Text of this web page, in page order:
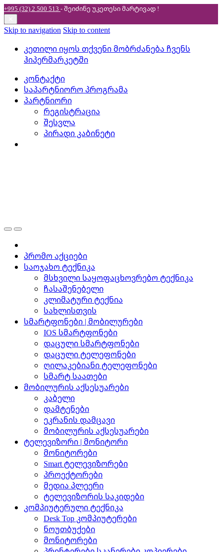
+995 (32) 2 500 513 - შეიძინე უკეთესიმარტივად !
Skip to navigation Skip to content
კეთილი იყოს თქვენი მობრძანება ჩვენს
ჰიპერმარკეტში
კონტაქტი
საპარტნიორო პროგრამა
პარტნიორი
რეგისტრაცია
შესვლა
პირადი კაბინეტი
პრომო აქციები
საოჯახო ტექნიკა
მსხვილი საყოფაცხოვრებო ტექნიკა
ჩასაშენებელი
კლიმატური ტექნია
სახლისთვის
სმარტფონები | მობილურები
IOS სმარტფონები
დაცული სმარტფონები
დაცული ტელეფონები
ღილაკებიანი ტელეფონები
სმარტ საათები
მობილურის აქსესუარები
კაბელი
დამტენები
ეკრანის დამცავი
მობილურის აქსესუარები
ტელევიზორი | მონიტორი
მონიტორები
Smart ტელევიზორები
პროექტორები
მედია პლეერი
ტელევიზორის საკიდები
კომპიუტერული ტექნიკა
Desk Top კომპიუტერები
ნოუთბუქები
მონიტორები